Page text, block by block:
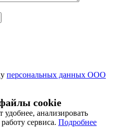
персональных данных ООО
cookie
анализировать
сервиса. Подробнее